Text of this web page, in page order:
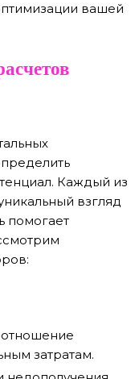
вашей
Каждый из
взгляд
помогает
затратам.